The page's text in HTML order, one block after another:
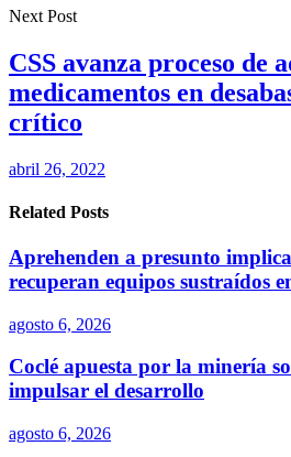
Next Post
CSS avanza proceso de
medicamentos en
crítico
abril 26, 2022
Related Posts
Aprehenden a presunto
recuperan equipos sustraídos
agosto 6, 2026
Coclé apuesta por la minería
impulsar el desarrollo
agosto 6, 2026